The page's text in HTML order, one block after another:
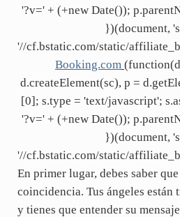
'?v=' + (+new Date());
})(document,
'//cf.bstatic.com/static/
Booking.com
d.createElement(sc), p =
[0]; s.type = 'text/javascript';
'?v=' + (+new Date());
})(document,
'//cf.bstatic.com/static/
En primer lugar, debes saber
coincidencia. Tus ángeles están
y tienes que entender su